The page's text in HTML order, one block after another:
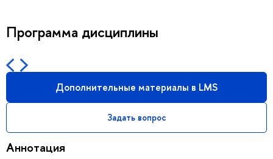
Программа дисциплины
Дополнительные материалы в LMS
Задать вопрос
Аннотация